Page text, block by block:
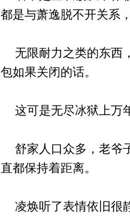
都是与萧逸脱不开关系
无限耐力之类的东西
包如果关闭的话。
这可是无尽冰狱上万
舒家人口众多，老爷
直都保持着距离。
凌焕听了表情依旧很